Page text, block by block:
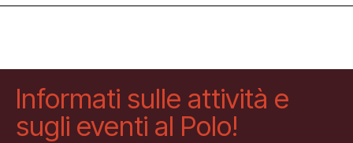
Informati sulle attività e
sugli eventi al Polo!